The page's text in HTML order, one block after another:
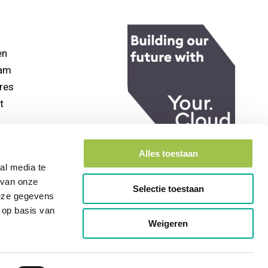
media te
onze
gegevens
basis van
Alles toestaan
Selectie toestaan
Weigeren